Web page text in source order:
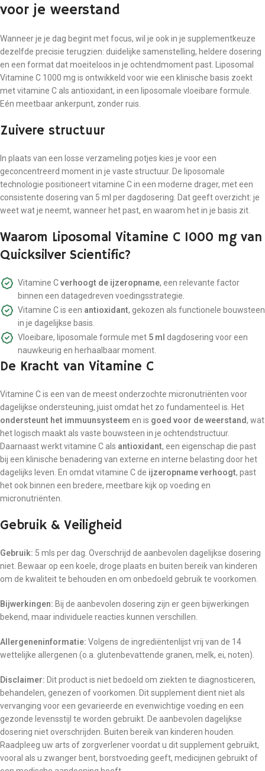
voor je weerstand
Wanneer je je dag begint met focus, wil je ook in je supplementkeuze
dezelfde precisie terugzien: duidelijke samenstelling, heldere dosering
en een format dat moeiteloos in je ochtendmoment past. Liposomal
Vitamine C 1000 mg is ontwikkeld voor wie een klinische basis zoekt
met vitamine C als antioxidant, in een liposomale vloeibare formule.
Eén meetbaar ankerpunt, zonder ruis.
Zuivere structuur
In plaats van een losse verzameling potjes kies je voor een
geconcentreerd moment in je vaste structuur. De liposomale
technologie positioneert vitamine C in een moderne drager, met een
consistente dosering van 5 ml per dagdosering. Dat geeft overzicht: je
weet wat je neemt, wanneer het past, en waarom het in je basis zit.
Waarom Liposomal Vitamine C 1000 mg van
Quicksilver Scientific?
Vitamine Cverhoogt de ijzeropname, een relevante factor
binnen een datagedreven voedingsstrategie.
Vitamine C is een antioxidant, gekozen als functionele bouwsteen
in je dagelijkse basis.
Vloeibare, liposomale formule met 5 ml dagdosering voor een
nauwkeurig en herhaalbaar moment.
De Kracht van Vitamine C
Vitamine C is een van de meest onderzochte micronutriënten voor
dagelijkse ondersteuning, juist omdat het zo fundamenteel is. Het
ondersteunt het immuunsysteem en is goed voor de weerstand, wat
het logisch maakt als vaste bouwsteen in je ochtendstructuur.
Daarnaast werkt vitamine C als antioxidant, een eigenschap die past
bij een klinische benadering van externe en interne belasting door het
dagelijks leven. En omdat vitamine C de ijzeropname verhoogt, past
het ook binnen een bredere, meetbare kijk op voeding en
micronutriënten.
Gebruik & Veiligheid
Gebruik: 5 mls per dag. Overschrijd de aanbevolen dagelijkse dosering
niet. Bewaar op een koele, droge plaats en buiten bereik van kinderen
om de kwaliteit te behouden en om onbedoeld gebruik te voorkomen.
Bijwerkingen: Bij de aanbevolen dosering zijn er geen bijwerkingen
bekend, maar individuele reacties kunnen verschillen.
Allergeneninformatie: Volgens de ingrediëntenlijst vrij van de 14
wettelijke allergenen (o.a. glutenbevattende granen, melk, ei, noten).
Disclaimer: Dit product is niet bedoeld om ziekten te diagnosticeren,
behandelen, genezen of voorkomen. Dit supplement dient niet als
vervanging voor een gevarieerde en evenwichtige voeding en een
gezonde levensstijl te worden gebruikt. De aanbevolen dagelijkse
dosering niet overschrijden. Buiten bereik van kinderen houden.
Raadpleeg uw arts of zorgverlener voordat u dit supplement gebruikt,
vooral als u zwanger bent, borstvoeding geeft, medicijnen gebruikt of